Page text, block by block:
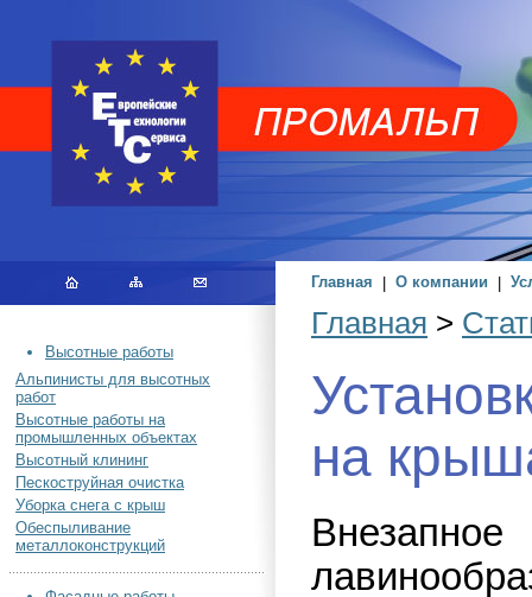
Главная О компании
Высотные работы
Альпинисты для высотных
работ
Высотные работы на
промышленных объектах
Высотный клининг
Пескоструйная очистка
Уборка снега с крыш
Обеспыливание
металлоконструкций
Главная >
на
Внезапное